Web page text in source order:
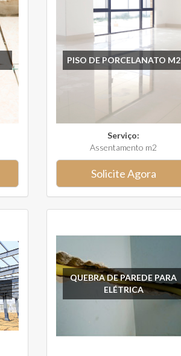
PISO DE PORCELANATO M2
Serviço:
Assentamento m2
Solicite Agora
QUEBRA DE PAREDE PARA
ELÉTRICA